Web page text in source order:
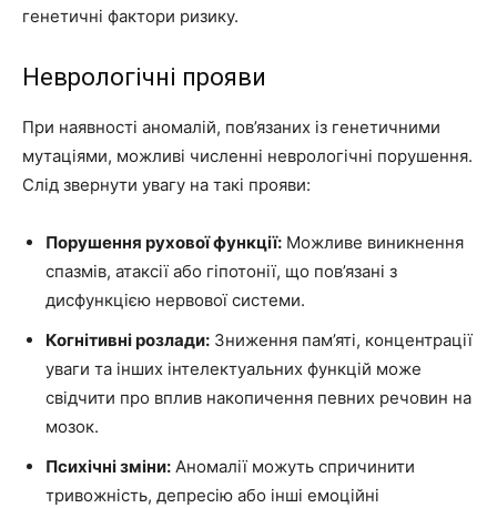
генетичні фактори ризику.
Неврологічні прояви
При наявності аномалій, пов’язаних із генетичними
мутаціями, можливі численні неврологічні порушення.
Слід звернути увагу на такі прояви:
Порушення рухової функції: Можливе виникнення
спазмів, атаксії або гіпотонії, що пов’язані з
дисфункцією нервової системи.
Когнітивні розлади: Зниження пам’яті, концентрації
уваги та інших інтелектуальних функцій може
свідчити про вплив накопичення певних речовин на
мозок.
Психічні зміни: Аномалії можуть спричинити
тривожність, депресію або інші емоційні